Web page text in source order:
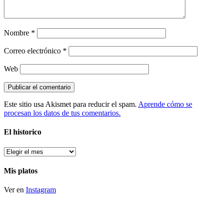
Nombre *
Correo electrónico *
Web
Este sitio usa Akismet para reducir el spam. Aprende cómo se
procesan los datos de tus comentarios.
El historico
El
Mis platos
Ver en Instagram